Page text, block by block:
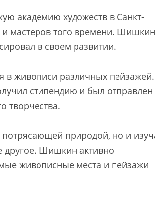
академию художеств в Санкт-
мастеров того времени. Шишкин
в своем развитии.
в живописи различных пейзажей.
стипендию и был отправлен
творчества.
природой, но и
другое. Шишкин активно
живописные места и пейзажи